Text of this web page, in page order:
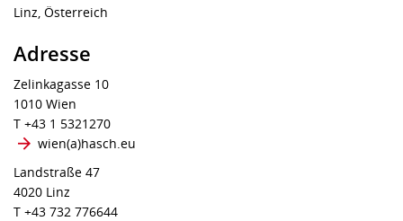
Linz, Österreich
Adresse
Zelinkagasse 10
1010 Wien
T +43 1 5321270
wien​(a)​hasch.eu
Landstraße 47
4020 Linz
T +43 732 776644